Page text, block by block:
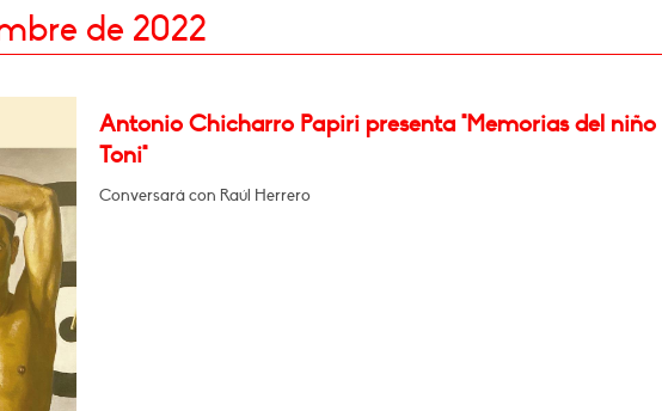
de 2022
Antonio Chicharro Papiri presenta "Memorias del niño
Toni"
Conversará con Raúl Herrero